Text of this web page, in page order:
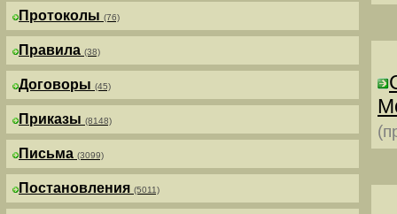
Протоколы (76)
Правила (38)
Договоры (45)
Приказы (8148)
Письма (3099)
Постановления (5011)